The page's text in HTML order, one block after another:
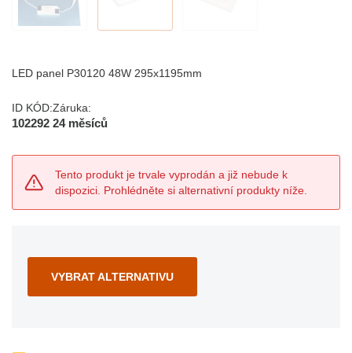
LED panel P30120 48W 295x1195mm
ID KÓD:
102292
Záruka:
24 měsíců
Tento produkt je trvale vyprodán a již nebude k
dispozici. Prohlédněte si alternativní produkty níže.
VYBRAT ALTERNATIVU